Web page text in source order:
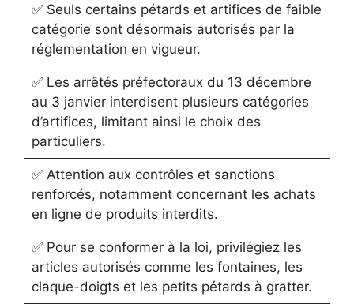
✅ Seuls certains pétards et artifices de faible
catégorie sont désormais autorisés par la
réglementation en vigueur.
✅ Les arrêtés préfectoraux du 13 décembre
au 3 janvier interdisent plusieurs catégories
d’artifices, limitant ainsi le choix des
particuliers.
✅ Attention aux contrôles et sanctions
renforcés, notamment concernant les achats
en ligne de produits interdits.
✅ Pour se conformer à la loi, privilégiez les
articles autorisés comme les fontaines, les
claque-doigts et les petits pétards à gratter.